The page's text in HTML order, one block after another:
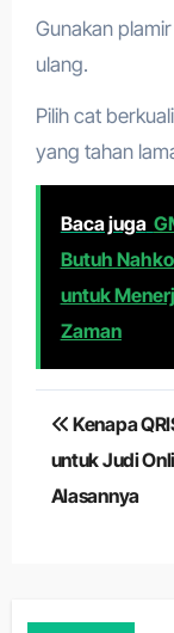
Gunakan
ulang.
Pilih cat
yang tahan
Baca juga
Butuh
untuk
Zaman
pos
Kenapa
untuk Judi
Alasannya